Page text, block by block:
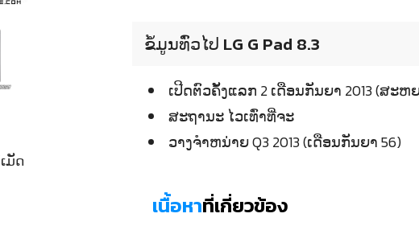
ມັດ
ຂໍ້ມູນທົ່ວໄປ LG G Pad 8.3
ເປີດຕົວຄັ້ງແລກ 2 ເດືອນກັນຍາ 2013 (ສະ
ສະຖານະ ໄວເທົ່າທີ່ຈະ
ວາງຈຳຫນ່າຍ Q3 2013 (ເດືອນກັນຍາ 56)
เนื้อหาที่เกี่ยวข้อง